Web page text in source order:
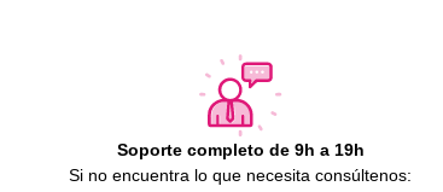
Soporte completo de 9h a 19h
Si no encuentra lo que necesita consúltenos: